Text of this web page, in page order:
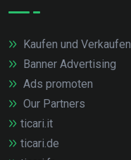
Kaufen und Verkaufen
Banner Advertising
Ads promoten
Our Partners
ticari.it
ticari.de